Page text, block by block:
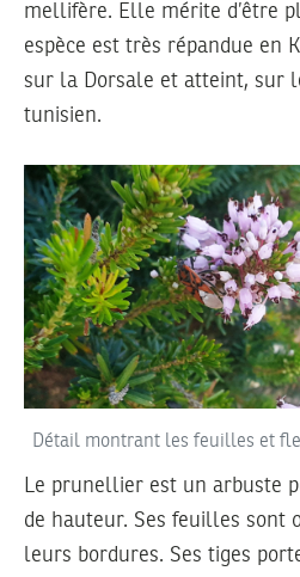
mellifère. Elle mérite d’être
espèce est très répandue en
sur la Dorsale et atteint, sur
tunisien.
Détail montrant les feuilles et
Le prunellier est un arbuste
de hauteur. Ses feuilles sont
leurs bordures. Ses tiges